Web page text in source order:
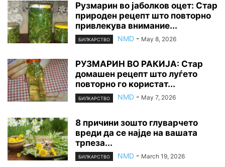
Рузмарин во јаболков оцет: Стар
природен рецепт што повторно
привлекува внимание...
БИЛКАРСТВО NMD - May 8, 2026
РУЗМАРИН ВО РАКИЈА: Стар
домашен рецепт што луѓето
повторно го користат...
БИЛКАРСТВО NMD - May 7, 2026
8 причини зошто глуварчето
вреди да се најде на вашата
трпеза...
БИЛКАРСТВО NMD - March 19, 2026